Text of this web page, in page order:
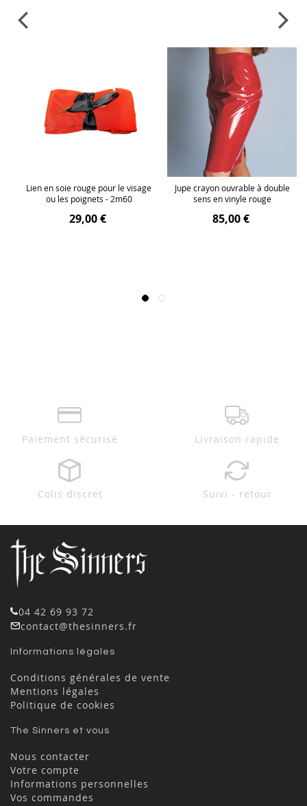
Lien en soie rouge pour le visage
ou les poignets - 2m60
29,00 €
Jupe crayon ouvrable à double
sens en vinyle rouge
85,00 €
Paiement sécurisé Livraison rapide
Colis discret Suivi - retour
04 42 69 93 72
contact@thesinners.fr
Informations légales
Conditions générales de vente
Mentions légales
Politique de cookies
The Sinners et vous
Nous contacter
Votre compte
Informations personnelles
Vos commandes